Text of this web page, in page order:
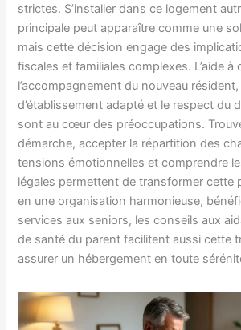
strictes. S’installer dans ce logement
principale peut apparaître comme une
mais cette décision engage des
fiscales et familiales complexes. L’aide à
l’accompagnement du nouveau
d’établissement adapté et le respect du
sont au cœur des préoccupations.
démarche, accepter la répartition des
tensions émotionnelles et comprendre
légales permettent de transformer cette
en une organisation harmonieuse,
services aux seniors, les conseils aux
de santé du parent facilitent aussi cette
assurer un hébergement en toute